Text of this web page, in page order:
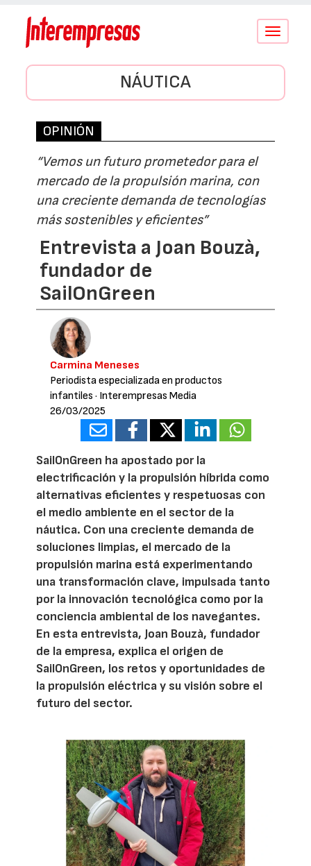
Conmutar
NÁUTICA
OPINIÓN
“Vemos un futuro prometedor para el
mercado de la propulsión marina, con
una creciente demanda de tecnologías
más sostenibles y eficientes”
Entrevista a Joan Bouzà,
fundador de
SailOnGreen
Carmina Meneses
Periodista especializada en productos
infantiles · Interempresas Media
26/03/2025
SailOnGreen ha apostado por la
electrificación y la propulsión híbrida como
alternativas eficientes y respetuosas con
el medio ambiente en el sector de la
náutica. Con una creciente demanda de
soluciones limpias, el mercado de la
propulsión marina está experimentando
una transformación clave, impulsada tanto
por la innovación tecnológica como por la
conciencia ambiental de los navegantes.
En esta entrevista, Joan Bouzà, fundador
de la empresa, explica el origen de
SailOnGreen, los retos y oportunidades de
la propulsión eléctrica y su visión sobre el
futuro del sector.